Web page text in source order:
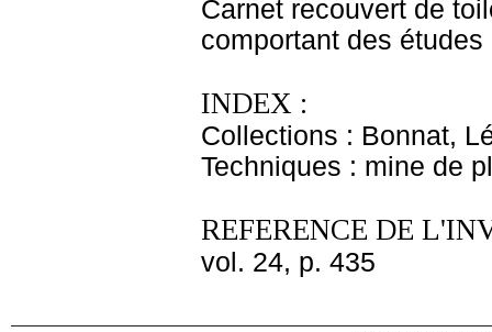
Carnet recouvert de
comportant des
INDEX :
Collections : Bonnat,
Techniques : mine de
REFERENCE DE
vol. 24, p. 435